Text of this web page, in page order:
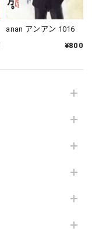
anan アンアン 1016
¥800